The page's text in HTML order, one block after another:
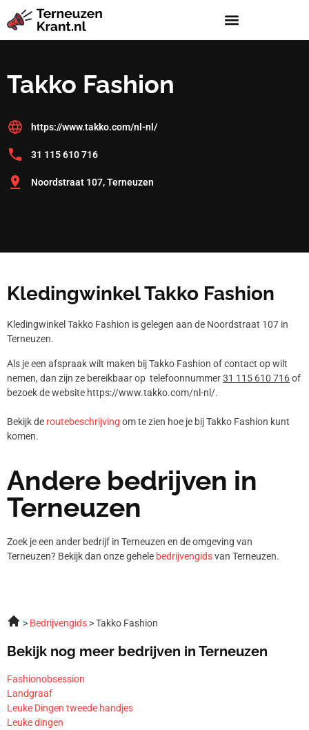
Takko Fashion
https://www.takko.com/nl-nl/
31 115 610 716
Noordstraat 107, Terneuzen
Kledingwinkel Takko Fashion
Kledingwinkel Takko Fashion is gelegen aan de Noordstraat 107 in
Terneuzen.
Als je een afspraak wilt maken bij Takko Fashion of contact op wilt
nemen, dan zijn ze bereikbaar op telefoonnummer31 115 610 716of
bezoek de website https://www.takko.com/nl-nl/.
Bekijk de routebeschrijving om te zien hoe je bij Takko Fashion kunt
komen.
Andere bedrijven in
Terneuzen
Zoek je een ander bedrijf in Terneuzen en de omgeving van
Terneuzen? Bekijk dan onze gehele bedrijvengidsvan Terneuzen.
Bedrijvengids Takko Fashion
Bekijk nog meer bedrijven in Terneuzen
Fashionobsession
Landgraaf
Leuke Dingen tweede handjes
Leuke dingen